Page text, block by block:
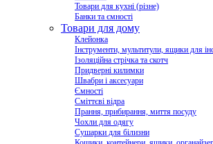
Товари для кухні (різне)
Банки та ємності
Товари для дому
Клейонка
Інструменти, мультитули, ящики для
Ізоляційна стрічка та скотч
Придверні килимки
Швабри і аксесуари
Ємності
Сміттєві відра
Прання, прибирання, миття посуду
Чохли для одягу
Сушарки для білизни